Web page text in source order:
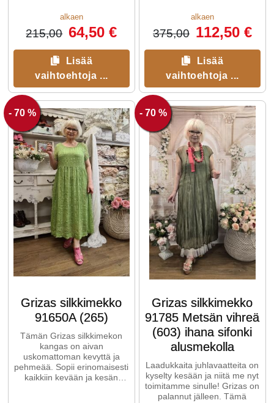
Saatavilla myös turkoosina.
alkaen
215,00 64,50 €
Lisää
vaihtoehtoja ...
alkaen
375,00 112,50 €
Lisää
vaihtoehtoja ...
Grizas silkkimekko
91650A (265)
Tämän Grizas silkkimekon
kangas on aivan
uskomattoman kevyttä ja
pehmeää. Sopii erinomaisesti
kaikkiin kevään ja kesän
- 70 %
Grizas silkkimekko
91785 Metsän vihreä
(603) ihana sifonki
alusmekolla
Laadukkaita juhlavaatteita on
kyselty kesään ja niitä me nyt
toimitamme sinulle! Grizas on
palannut jälleen. Tämä
- 70 %